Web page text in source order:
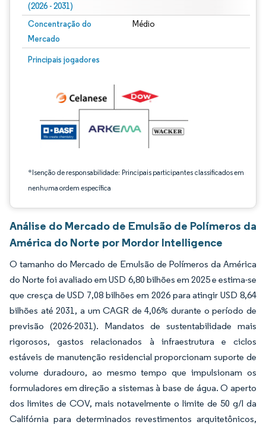
(2026 - 2031)
Concentração do
Mercado
Médio
Principais jogadores
*Isenção de responsabilidade: Principais participantes classificados em
nenhuma ordem específica
Imagem © Mordor Intelligence. O reuso requer atribuição conforme CC BY 4.0.
Análise do Mercado de Emulsão de Polímeros da
América do Norte por Mordor Intelligence
O tamanho do Mercado de Emulsão de Polímeros da América
do Norte foi avaliado em USD 6,80 bilhões em 2025 e estima-se
que cresça de USD 7,08 bilhões em 2026 para atingir USD 8,64
bilhões até 2031, a um CAGR de 4,06% durante o período de
previsão (2026-2031). Mandatos de sustentabilidade mais
rigorosos, gastos relacionados à infraestrutura e ciclos
estáveis de manutenção residencial proporcionam suporte de
volume duradouro, ao mesmo tempo que impulsionam os
formuladores em direção a sistemas à base de água. O aperto
dos limites de COV, mais notavelmente o limite de 50 g/l da
Califórnia para determinados revestimentos arquitetônicos,